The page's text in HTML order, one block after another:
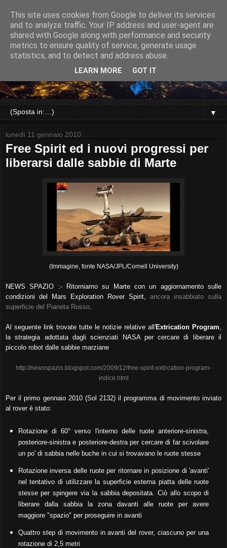
▼
lunedì 11 gennaio 2010
Free Spirit ed i nuovi progressi per
liberarsi dalle sabbie di Marte
(Immagine, fonte NASA/JPL/Cornell University)
NEWS SPAZIO :- Ritorniamo su Marte con un aggiornamento sulle
condizioni del Mars Exploration Rover Spirit, ancora insabbiato sulla
superficie del Pianeta Rosso
Al seguente link trovate tutte le notizie relative all'Extrication Program
la strategia adottata dagli scienziati NASA per cercare di liberare il
piccolo robot dalle sabbie marziane
http://newsspazio.blogspot.com/2009/12/free-spirit-extrication-program-
indice.html
Per il primo gennaio 2010 (Sol 2132) il programma di movimento inviato
al rover è stato:
Rotazione di 60° verso l'interno delle ruote anteriore-sinistra,
posteriore-sinistra e posteriore-destra per cercare di far scivolare
un po' di sabbia nelle buche in cui si trovavano le ruote stesse
Rotazione inversa delle ruote per ritornare in posizione di 'avanti'
nel tentativo di utilizzare la superficie esterna piatta delle ruote
stesse per spingere via la sabbia depositata. Ciò allo scopo di
liberare dalla sabbia la zona davanti alle ruote per avere
maggiore "spazio" per proseguire in avanti
Quattro step di movimento in avanti del rover, ciascuno per una
rotazione di 2,5 metri
This site uses cookies from Google to deliver its services
and to analyze traffic. Your IP address and user-agent are
shared with Google along with performance and security
metrics to ensure quality of service, generate usage
statistics, and to detect and address abuse.
LEARN MORE GOT IT